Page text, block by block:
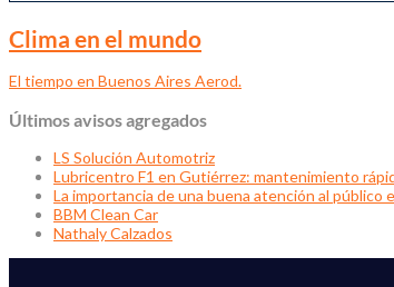
Clima en el mundo
El tiempo en Buenos Aires Aerod.
Últimos avisos agregados
LS Solución Automotriz
Lubricentro F1 en Gutiérrez: mantenimiento
La importancia de una buena atención al público
BBM Clean Car
Nathaly Calzados